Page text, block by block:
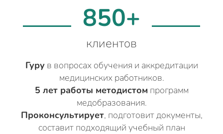
850+
клиентов
Гуру в вопросах обучения и аккредитации
медицинских работников.
5 лет работы методистом программ
медобразования.
Проконсультирует, подготовит документы,
составит подходящий учебный план